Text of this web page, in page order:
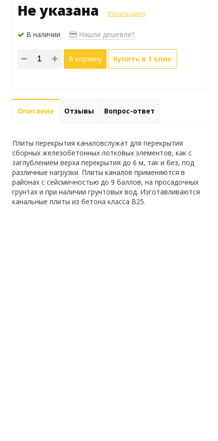
Не указана Узнать цену
В наличии Нашли дешевле?
В корзину Купить в 1 клик
Описание Отзывы Вопрос-ответ
Плиты перекрытия каналовслужат для перекрытия
сборных железобетонных лотковых элементов, как с
заглублением верха перекрытия до 6 м, так и без, под
различные нагрузки. Плиты каналов применяются в
районах с сейсмичностью до 9 баллов, на просадочных
грунтах и при наличии грунтовых вод. Изготавливаются
канальные плиты из бетона класса В25.